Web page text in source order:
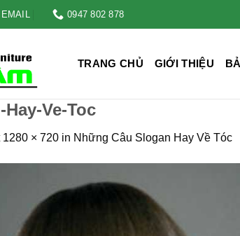
EMAIL 0947 802 878
TRANG CHỦ GIỚI THIỆU
Ve-Toc
1280 × 720 in Những Câu Slogan Hay Về Tóc